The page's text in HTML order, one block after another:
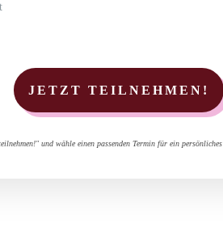
JETZT TEILNEHMEN!
und wähle einen passenden Termin für ein